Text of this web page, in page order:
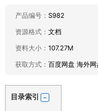
产品编号： S982
资源格式： 文档
资料大小： 107.27M
获取方式： 百度网盘 海外网
目录索引